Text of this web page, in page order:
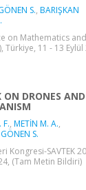
S., BARIŞKAN
on Mathematics
Türkiye, 11 - 13
ON DRONES
F., METİN M. A.,
GÖNEN S.
Kongresi-SAVTEK
(Tam Metin Bildiri)